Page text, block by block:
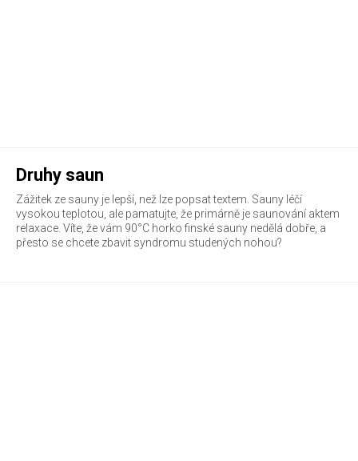
Druhy saun
Zážitek ze sauny je lepší, než lze popsat textem. Sauny léčí
vysokou teplotou, ale pamatujte, že primárně je saunování aktem
relaxace. Víte, že vám 90°C horko finské sauny nedělá dobře, a
přesto se chcete zbavit syndromu studených nohou?